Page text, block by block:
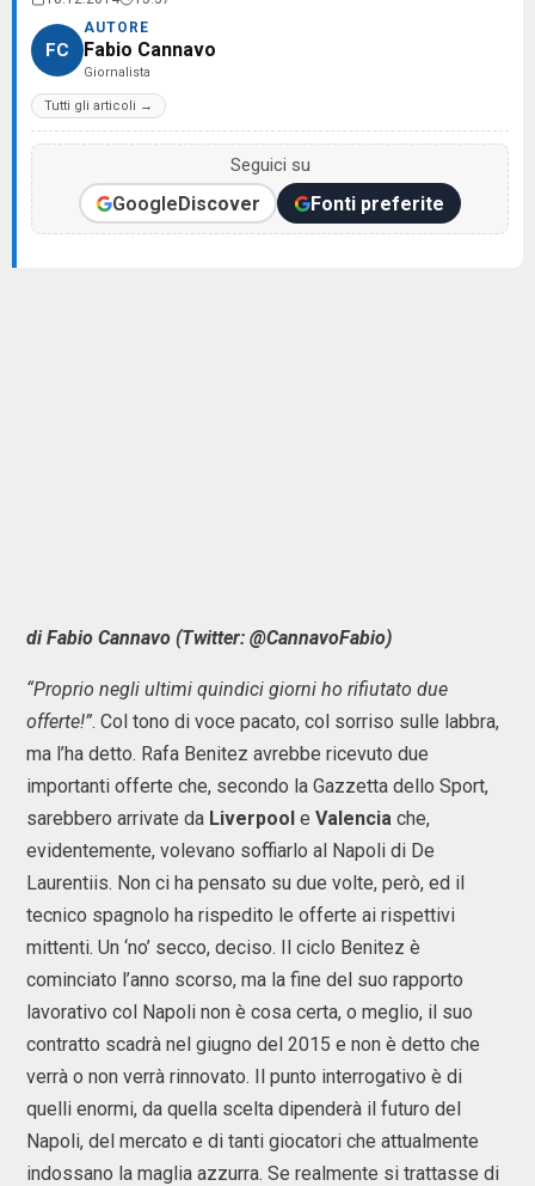
FC
AUTORE
Fabio Cannavo
Giornalista
Tutti gli articoli →
Seguici su
GoogleDiscover Fonti preferite
di Fabio Cannavo (Twitter: @CannavoFabio)
“Proprio negli ultimi quindici giorni ho rifiutato due
offerte!”. Col tono di voce pacato, col sorriso sulle labbra,
ma l’ha detto. Rafa Benitez avrebbe ricevuto due
importanti offerte che, secondo la Gazzetta dello Sport,
sarebbero arrivate da Liverpool e Valencia che,
evidentemente, volevano soffiarlo al Napoli di De
Laurentiis. Non ci ha pensato su due volte, però, ed il
tecnico spagnolo ha rispedito le offerte ai rispettivi
mittenti. Un ‘no’ secco, deciso. Il ciclo Benitez è
cominciato l’anno scorso, ma la fine del suo rapporto
lavorativo col Napoli non è cosa certa, o meglio, il suo
contratto scadrà nel giugno del 2015 e non è detto che
verrà o non verrà rinnovato. Il punto interrogativo è di
quelli enormi, da quella scelta dipenderà il futuro del
Napoli, del mercato e di tanti giocatori che attualmente
indossano la maglia azzurra. Se realmente si trattasse di